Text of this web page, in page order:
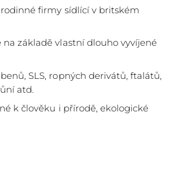
firmy sídlící v britském
na základě vlastní dlouho vyvíjené
SLS, ropných derivátů, ftalátů,
atd.
k člověku i přírodě, ekologické